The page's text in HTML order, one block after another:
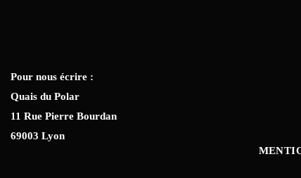
Pour nous écrire :
Quais du Polar
11 Rue Pierre Bourdan
69003 Lyon